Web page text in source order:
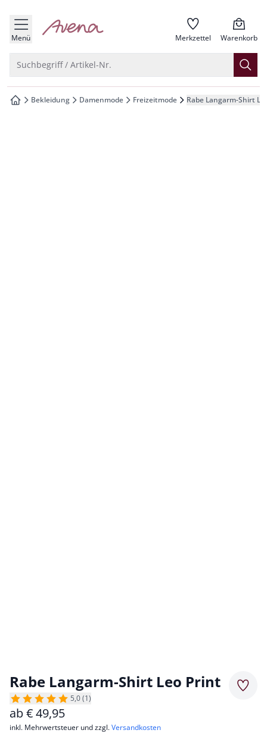
springen
springen
springen
springen
Menü zur Startseite Merkzettel Warenkorb
Suchbegriff / Artikel-Nr.
zur Startseite
Bekleidung Damenmode Freizeitmode Rabe Langarm-Shirt
Rabe Langarm-Shirt Leo Print
5,0 (1)
ab€49,95
inkl. Mehrwertsteuer und zzgl.Versandkosten